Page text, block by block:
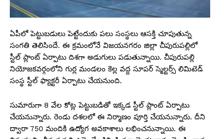
ఏపీలో పెట్టుబడులు పెట్టేందుకు పలు సంస్థలు ఆసక్తి చూపుతున్న
సంగతి తెలిసిందే. ఈ క్రమంలోనే విజయనగరం జిల్లా చీపురుపల్లిలో
స్టీల్ ప్లాంట్ ఏర్పాటు దిశగా అడుగులు పడుతున్నాయి. చీపురుపల్లి
నియోజకవర్గంలోని గుర్ల మండలం కెల్ల వద్ద సూపర్ స్మెల్టర్స్ లిమిటెడ్
సంస్థ స్టీల్ ఫ్యాక్టరీ ఏర్పాటు చేయనుంది.
సుమారుగా 8 వేల కోట్ల పెట్టుబడితో ఇక్కడ స్టీల్ ప్లాంట్ ఏర్పాటు
చేయనున్నారు. రెండు దశలలో ఈ నిర్మాణం పూర్తి చేయనున్నారు. దీని
ద్వారా 750 మందికి ఉద్యోగ అవకాశాలు లభించనున్నాయి. ఈ